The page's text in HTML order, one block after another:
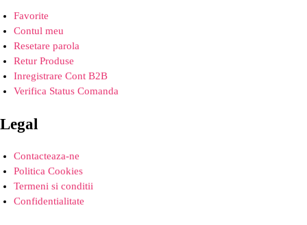
Favorite
Contul meu
Resetare parola
Retur Produse
Inregistrare Cont B2B
Verifica Status Comanda
Legal
Contacteaza-ne
Politica Cookies
Termeni si conditii
Confidentialitate